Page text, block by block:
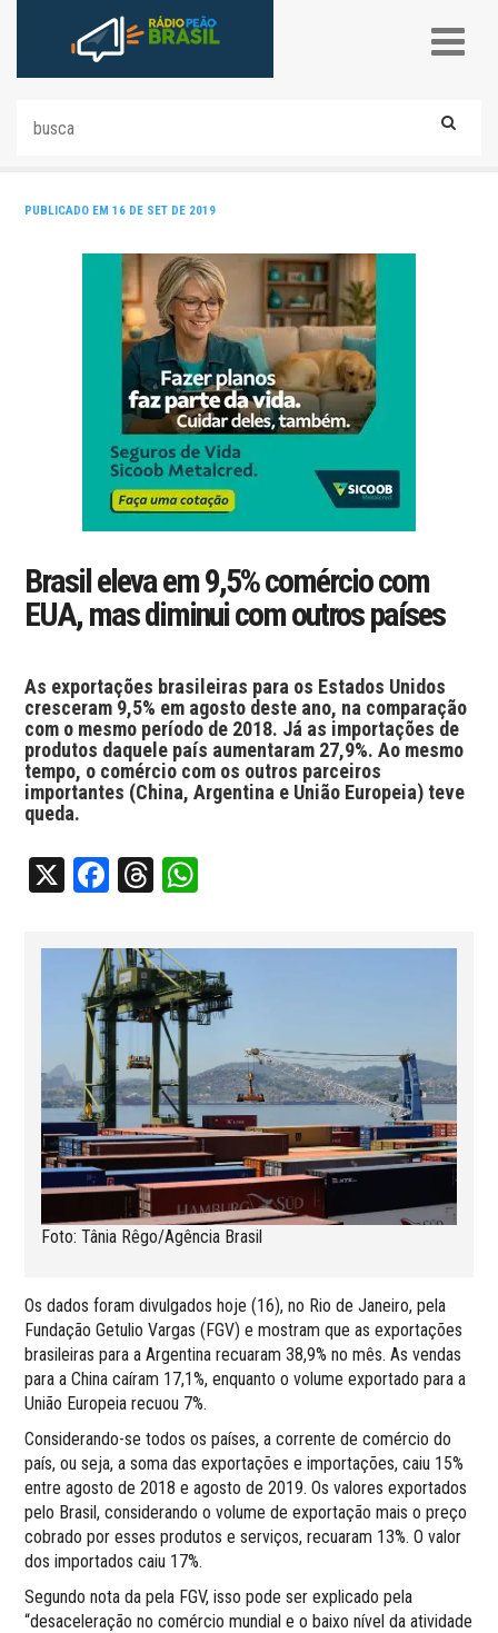
PUBLICADO EM 16 DE SET DE 2019
Brasil eleva em 9,5% comércio com
EUA, mas diminui com outros países
As exportações brasileiras para os Estados Unidos
cresceram 9,5% em agosto deste ano, na comparação
com o mesmo período de 2018. Já as importações de
produtos daquele país aumentaram 27,9%. Ao mesmo
tempo, o comércio com os outros parceiros
importantes (China, Argentina e União Europeia) teve
queda.
X Facebook
Threads
Foto: Tânia Rêgo/Agência Brasil
Os dados foram divulgados hoje (16), no Rio de Janeiro, pela
Fundação Getulio Vargas (FGV) e mostram que as exportações
brasileiras para a Argentina recuaram 38,9% no mês. As vendas
para a China caíram 17,1%, enquanto o volume exportado para a
União Europeia recuou 7%.
Considerando-se todos os países, a corrente de comércio do
país, ou seja, a soma das exportações e importações, caiu 15%
entre agosto de 2018 e agosto de 2019. Os valores exportados
pelo Brasil, considerando o volume de exportação mais o preço
cobrado por esses produtos e serviços, recuaram 13%. O valor
dos importados caiu 17%.
Segundo nota da pela FGV, isso pode ser explicado pela
“desaceleração no comércio mundial e o baixo nível da atividade